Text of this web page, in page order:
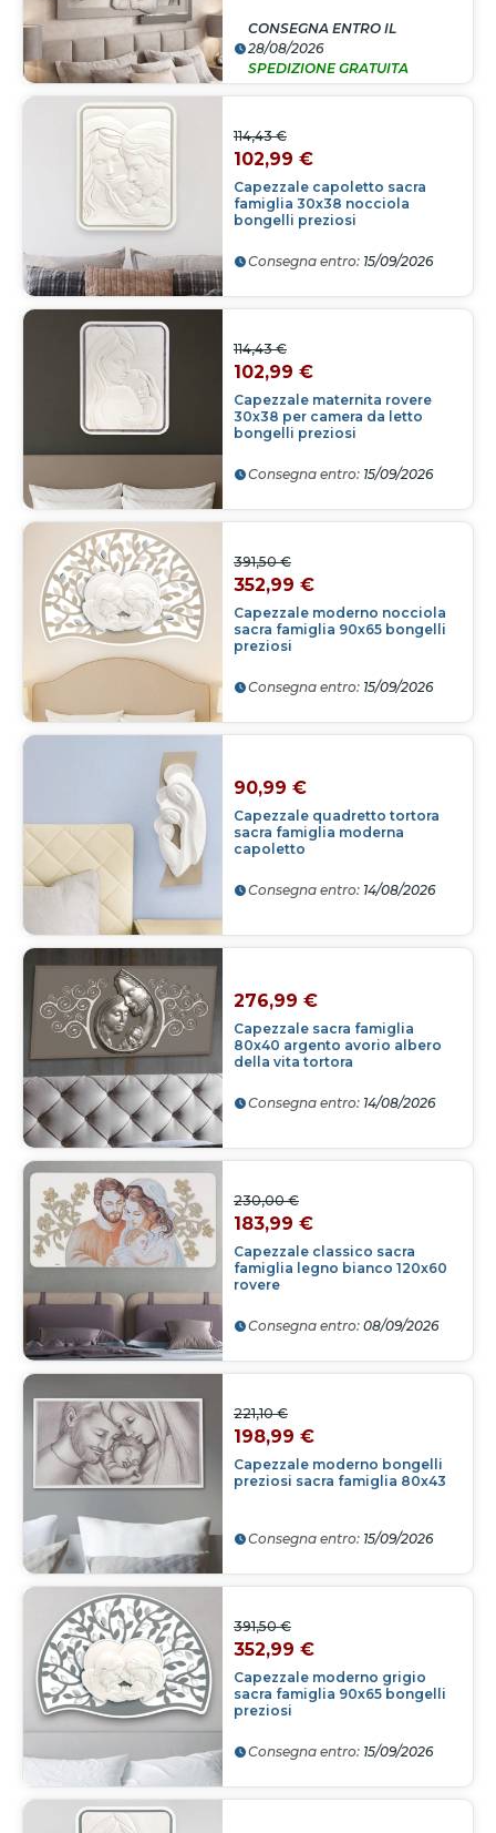
CONSEGNA ENTRO IL
28/08/2026
SPEDIZIONE GRATUITA
Capezzale capoletto sacra
famiglia 30x38 nocciola
bongelli preziosi
114,43 €
102,99 €
Consegna entro: 15/09/2026
Capezzale maternita rovere
30x38 per camera da letto
bongelli preziosi
114,43 €
102,99 €
Consegna entro: 15/09/2026
Capezzale moderno nocciola
sacra famiglia 90x65 bongelli
preziosi
391,50 €
352,99 €
Consegna entro: 15/09/2026
Capezzale quadretto tortora
sacra famiglia moderna
capoletto
90,99 €
Consegna entro: 14/08/2026
Capezzale sacra famiglia
80x40 argento avorio albero
della vita tortora
276,99 €
Consegna entro: 14/08/2026
Capezzale classico sacra
famiglia legno bianco 120x60
rovere
230,00 €
183,99 €
Consegna entro: 08/09/2026
Capezzale moderno bongelli
preziosi sacra famiglia 80x43
221,10 €
198,99 €
Consegna entro: 15/09/2026
Capezzale moderno grigio
sacra famiglia 90x65 bongelli
preziosi
391,50 €
352,99 €
Consegna entro: 15/09/2026